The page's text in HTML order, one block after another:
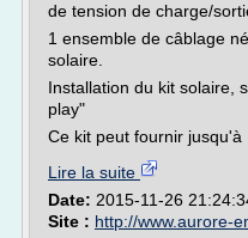
de tension de charge/
1 ensemble de câblage
solaire.
Installation du kit solaire,
play"
Ce kit peut fournir jusqu'à
Lire la suite
Date: 2015-11-26
Site : http://www.aurore-